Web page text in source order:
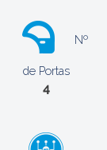
Nº
de Portas
4